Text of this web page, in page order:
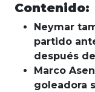
Contenido:
Neymar
partido
después
Marco
goleadora